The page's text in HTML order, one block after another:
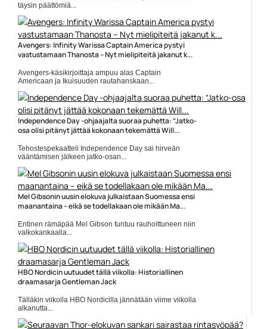
täysin päättömiä...
Aaron Paul
Avengers: Infinity Warissa Captain America pystyi
vastustamaan Thanosta – Nyt mielipiteitä jakanut k...
Avengers-käsikirjoittaja ampuu alas Captain
Americaan ja Ikuisuuden rautahanskaan...
Avengers
Independence Day -ohjaajalta suoraa puhetta: “Jatko-
osa olisi pitänyt jättää kokonaan tekemättä Will...
Tehostespekaatteli Independence Day sai hirveän
vääntämisen jälkeen jatko-osan...
Elokuvauutiset
Mel Gibsonin uusin elokuva julkaistaan Suomessa ensi
maanantaina – eikä se todellakaan ole mikään Ma...
Entinen rämäpää Mel Gibson tuntuu rauhoittuneen niin
valkokankaalla...
Elokuvauutiset
HBO Nordicin uutuudet tällä viikolla: Historiallinen
draamasarja Gentleman Jack
Tälläkin viikolla HBO Nordicilla jännätään viime viikolla
alkanutta...
Elokuvat